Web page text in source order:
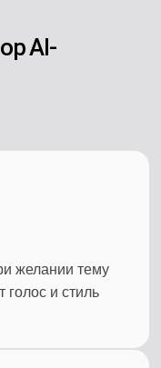
AI-
желании тему
голос и стиль